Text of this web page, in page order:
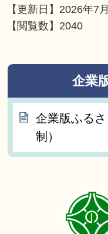
【更新日】 2026年7
【閲覧数】 2040
企業
企業版ふる
制）